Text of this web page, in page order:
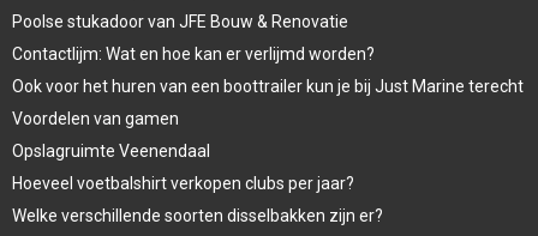
Poolse stukadoor van JFE Bouw & Renovatie
Contactlijm: Wat en hoe kan er verlijmd worden?
Ook voor het huren van een boottrailer kun je bij Just Marine terecht
Voordelen van gamen
Opslagruimte Veenendaal
Hoeveel voetbalshirt verkopen clubs per jaar?
Welke verschillende soorten disselbakken zijn er?